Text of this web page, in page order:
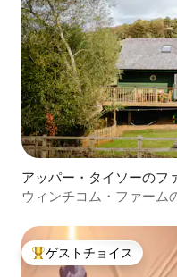
アッパー・タイソーのフ
ウィンチコム・ファーム
大好評のゲストチョイス
ゲストチョイス